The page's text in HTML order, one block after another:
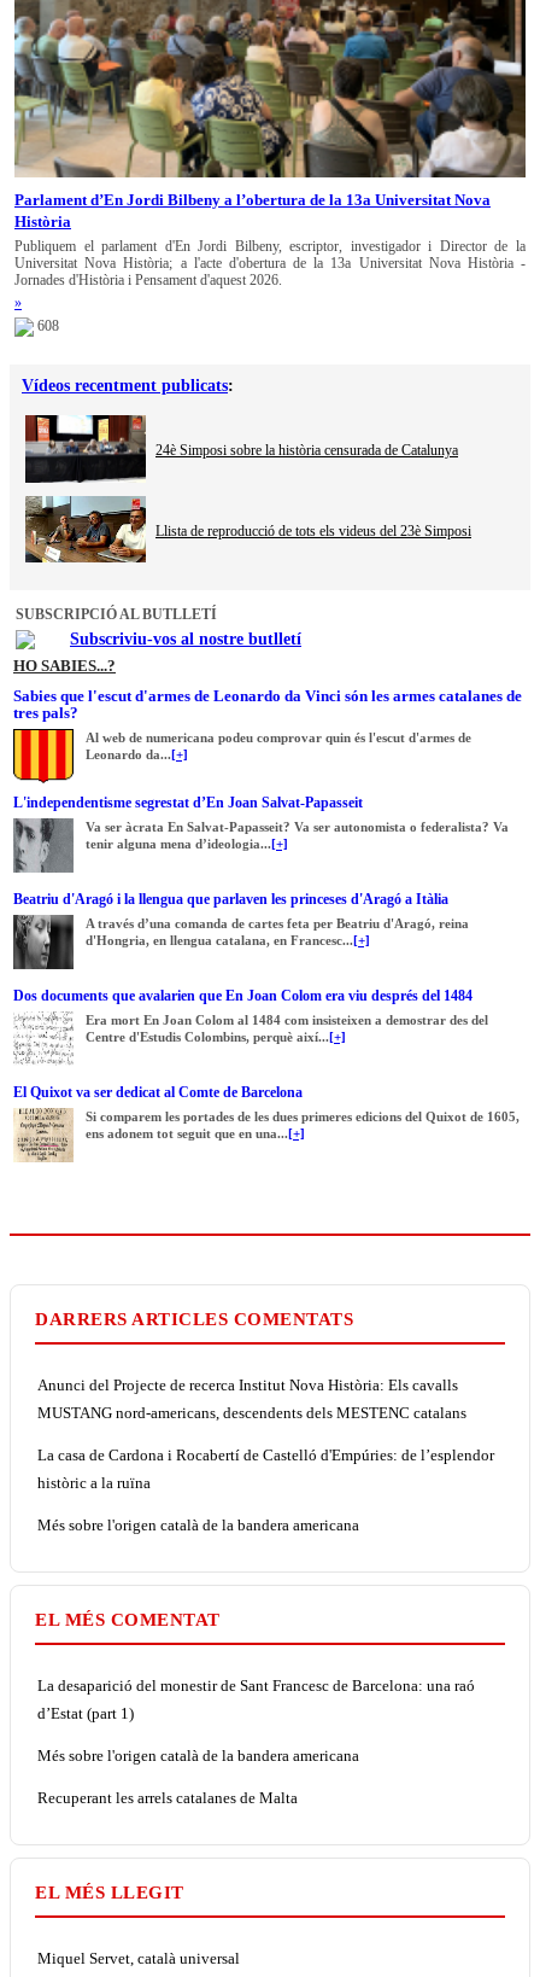
Parlament d’En Jordi Bilbeny a l’obertura de la 13a Universitat Nova
Història
Publiquem el parlament d'En Jordi Bilbeny, escriptor, investigador i Director de la
Universitat Nova Història; a l'acte d'obertura de la 13a Universitat Nova Història -
Jornades d'Història i Pensament d'aquest 2026.
»
608
Vídeos recentment publicats:
24è Simposi sobre la història censurada de Catalunya
Llista de reproducció de tots els videus del 23è Simposi
SUBSCRIPCIÓ AL BUTLLETÍ
Subscriviu-vos al nostre butlletí
HO SABIES...?
Sabies que l'escut d'armes de Leonardo da Vinci són les armes catalanes de
tres pals?
Al web de numericana podeu comprovar quin és l'escut d'armes de
Leonardo da...[+]
L'independentisme segrestat d’En Joan Salvat-Papasseit
Va ser àcrata En Salvat-Papasseit? Va ser autonomista o federalista? Va
tenir alguna mena d’ideologia...[+]
Beatriu d'Aragó i la llengua que parlaven les princeses d'Aragó a Itàlia
A través d’una comanda de cartes feta per Beatriu d'Aragó, reina
d'Hongria, en llengua catalana, en Francesc...[+]
Dos documents que avalarien que En Joan Colom era viu després del 1484
Era mort En Joan Colom al 1484 com insisteixen a demostrar des del
Centre d'Estudis Colombins, perquè així...[+]
El Quixot va ser dedicat al Comte de Barcelona
Si comparem les portades de les dues primeres edicions del Quixot de 1605,
ens adonem tot seguit que en una...[+]
DARRERS ARTICLES COMENTATS
Anunci del Projecte de recerca Institut Nova Història: Els cavalls
MUSTANG nord-americans, descendents dels MESTENC catalans
La casa de Cardona i Rocabertí de Castelló d'Empúries: de l’esplendor
històric a la ruïna
Més sobre l'origen català de la bandera americana
EL MÉS COMENTAT
La desaparició del monestir de Sant Francesc de Barcelona: una raó
d’Estat (part 1)
Més sobre l'origen català de la bandera americana
Recuperant les arrels catalanes de Malta
EL MÉS LLEGIT
Miquel Servet, català universal